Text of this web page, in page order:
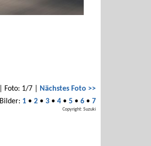
| Foto: 1/7 |
Nächstes Foto >>
Bilder: 1 • 2 • 3 • 4 • 5 • 6 • 7
Copyright: Suzuki